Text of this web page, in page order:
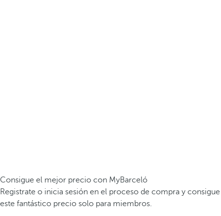
Consigue el mejor precio con MyBarceló
Registrate o inicia sesión en el proceso de compra y consigue
este fantástico precio solo para miembros.